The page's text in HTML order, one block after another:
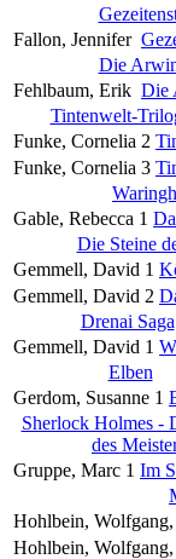
Fallon, Jennifer
Die
Fehlbaum, Erik Die
Tintenwelt-
Funke, Cornelia 2
Funke, Cornelia 3
Gable, Rebecca 1
Die Steine
Gemmell, David 1
Gemmell, David 2
Drenai Saga
Gemmell, David 1
Elben
Gerdom, Susanne 1
Sherlock Holmes -
des
Gruppe, Marc 1 Im
Hohlbein,
Hohlbein,